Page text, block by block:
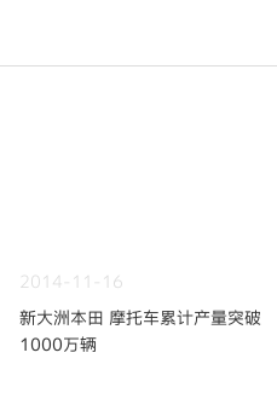
2014-11-16
新大洲本田 摩托车累计产量突破
1000万辆